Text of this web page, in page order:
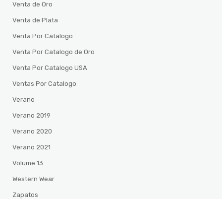
Venta de Oro
Venta de Plata
Venta Por Catalogo
Venta Por Catalogo de Oro
Venta Por Catalogo USA
Ventas Por Catalogo
Verano
Verano 2019
Verano 2020
Verano 2021
Volume 13
Western Wear
Zapatos